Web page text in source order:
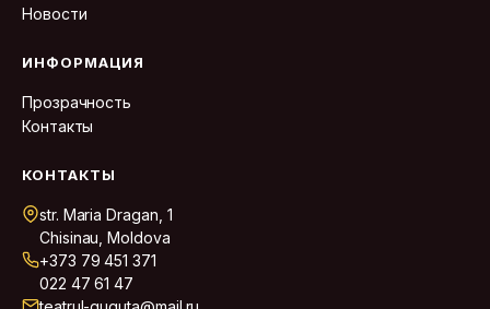
Новости
ИНФОРМАЦИЯ
Прозрачность
Контакты
КОНТАКТЫ
str. Maria Dragan, 1
Chisinau, Moldova
+373 79 451 371
022 47 61 47